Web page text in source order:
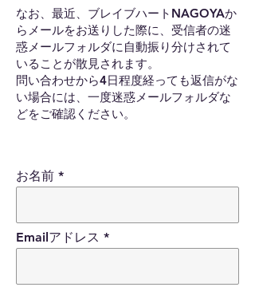
なお、最近、ブレイブハートNAGOYAか
らメールをお送りした際に、受信者の迷
惑メールフォルダに自動振り分けされて
いることが散見されます。
問い合わせから4日程度経っても返信がな
い場合には、一度迷惑メールフォルダな
どをご確認ください。
お名前
Emailアドレス